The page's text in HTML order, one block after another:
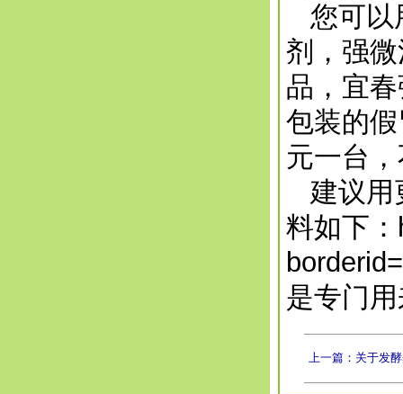
您可以
剂，强
品，宜
包装的
元一台
建议用
料如下：
是专门
上一篇：关于发